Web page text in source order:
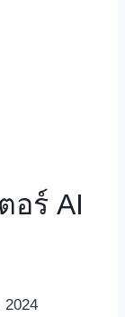
อร์ AI
2024